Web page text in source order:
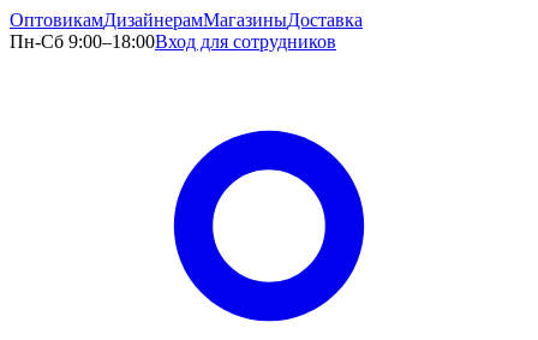
ОптовикамДизайнерамМагазиныДоставка
Пн-Сб 9:00–18:00Вход для сотрудников